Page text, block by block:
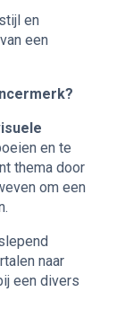
en
een
en te
thema door
om een
naar
een divers